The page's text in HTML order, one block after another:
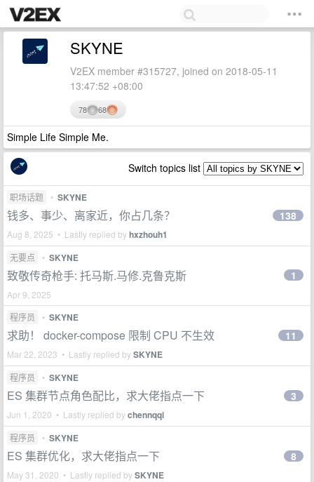
SKYNE
V2EX member #315727, joined on 2018-05-11
13:47:52 +08:00
78 68
Simple Life Simple Me.
Switch topics list
职场话题 • SKYNE
钱多、事少、离家近，你占几条？
Aug 8, 2025 • Lastly replied byhxzhouh1
138
无要点 • SKYNE
致敬传奇枪手: 托马斯.马修.克鲁克斯
Apr 9, 2025
1
程序员 • SKYNE
求助！ docker-compose 限制 CPU 不生效
Mar 22, 2023 • Lastly replied bySKYNE
11
程序员 • SKYNE
ES 集群节点角色配比，求大佬指点一下
Jun 1, 2020 • Lastly replied bychennqqi
3
程序员 • SKYNE
ES 集群优化，求大佬指点一下
May 31, 2020 • Lastly replied bySKYNE
8